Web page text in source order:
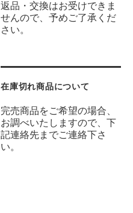
返品・交換はお受けできま
せんので、予めご了承くだ
さい。
在庫切れ商品について
完売商品をご希望の場合、
お調べいたしますので、下
記連絡先までご連絡下さ
い。